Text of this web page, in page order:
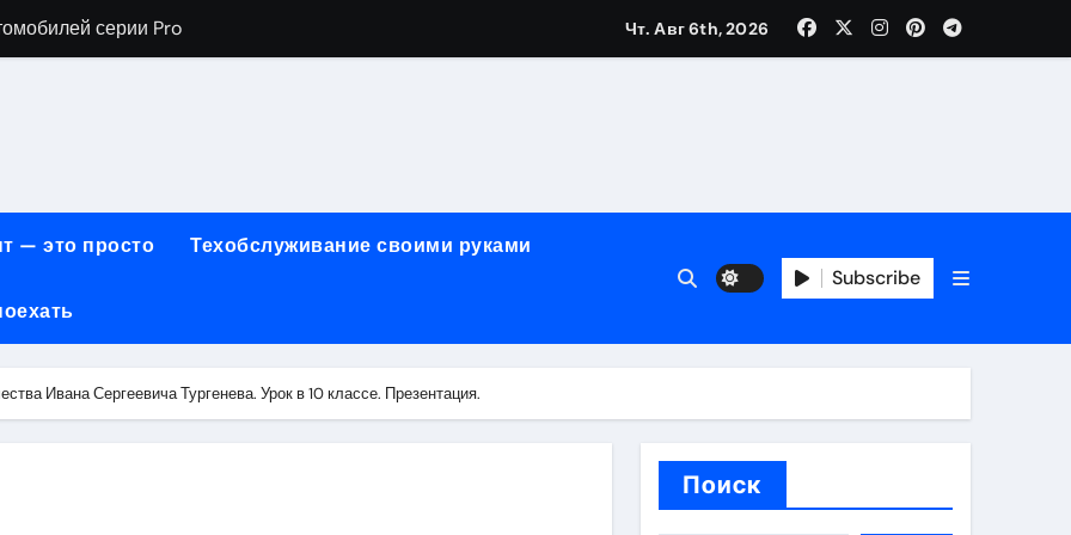
серии Pro
сервиса, наращивания ресниц и депиляции
огнезащиты металла: нанесение при -15°C внутри помещений и под навесом
по безопасности, производительности и типам доступа
и японских грузовых автомобилей
Чт. Авг 6th, 2026
— это просто Техобслуживание своими руками
Subscribe
Ивана Сергеевича Тургенева. Урок в 10 классе. Презентация.
Поиск